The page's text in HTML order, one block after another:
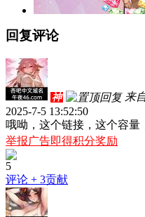
回复评论
神 来
2025-7-5 13:52:50
哦呦，这个链接，这个容
举报广告即得积分奖励
5
评论 + 3贡献